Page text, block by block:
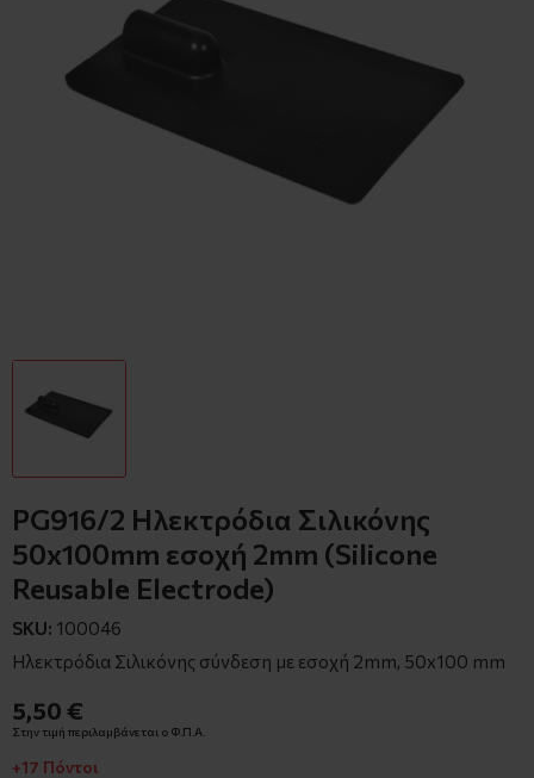
PG916/2 Ηλεκτρόδια Σιλικόνης
50x100mm εσοχή 2mm (Silicone
Reusable Electrode)
SKU: 100046
Ηλεκτρόδια Σιλικόνης σύνδεση με εσοχή 2mm, 50x100 mm
5,50 €
Στην τιμή περιλαμβάνεται ο Φ.Π.Α.
+17 Πόντοι